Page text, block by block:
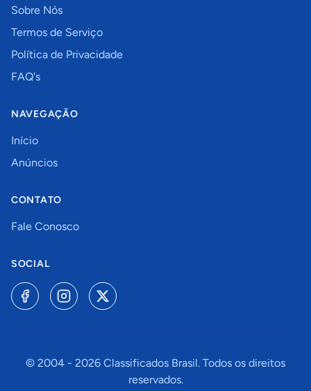
Sobre Nós
Termos de Serviço
Política de Privacidade
FAQ's
NAVEGAÇÃO
Início
Anúncios
CONTATO
Fale Conosco
SOCIAL
© 2004 - 2026 Classificados Brasil. Todos os direitos
reservados.